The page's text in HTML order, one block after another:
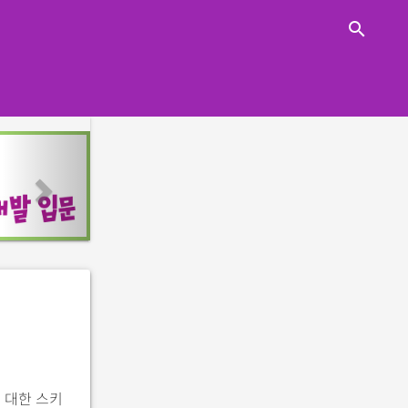
search
x
t
한 스키